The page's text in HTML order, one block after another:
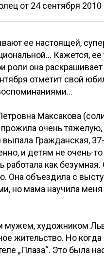
от 24 сентября 2010
ее настоящей,
Кажется,
роли она
отметит свой
Максакова
очень
Гражданская,
и детям не очень-
как
Она объездила с
но мама научила
мужем, художником
жительство. Но
„Плаза“. Это была